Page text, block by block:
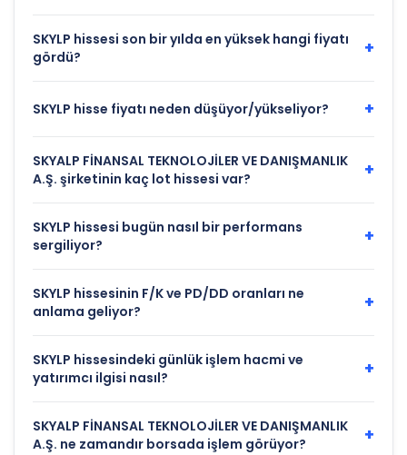
SKYLP hissesi son bir yılda en yüksek hangi fiyatı
gördü?
+
SKYLP hisse fiyatı neden düşüyor/yükseliyor? +
SKYALP FİNANSAL TEKNOLOJİLER VE DANIŞMANLIK
A.Ş. şirketinin kaç lot hissesi var?
+
SKYLP hissesi bugün nasıl bir performans
sergiliyor?
+
SKYLP hissesinin F/K ve PD/DD oranları ne
anlama geliyor?
+
SKYLP hissesindeki günlük işlem hacmi ve
yatırımcı ilgisi nasıl?
+
SKYALP FİNANSAL TEKNOLOJİLER VE DANIŞMANLIK
A.Ş. ne zamandır borsada işlem görüyor?
+